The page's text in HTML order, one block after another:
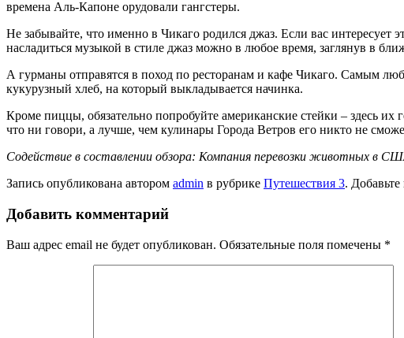
времена Аль-Капоне орудовали гангстеры.
Не забывайте, что именно в Чикаго родился джаз. Если вас интересует
насладиться музыкой в стиле джаз можно в любое время, заглянув в
А гурманы отправятся в поход по ресторанам и кафе Чикаго. Самым
кукурузный хлеб, на который выкладывается начинка.
Кроме пиццы, обязательно попробуйте американские стейки – здесь их
что ни говори, а лучше, чем кулинары Города Ветров его никто не
Содействие в составлении обзора: Компания перевозки животных в
Запись опубликована автором admin в рубрике Путешествия 3. Добавьте
Добавить комментарий
Ваш адрес email не будет опубликован. Обязательные поля помечены *